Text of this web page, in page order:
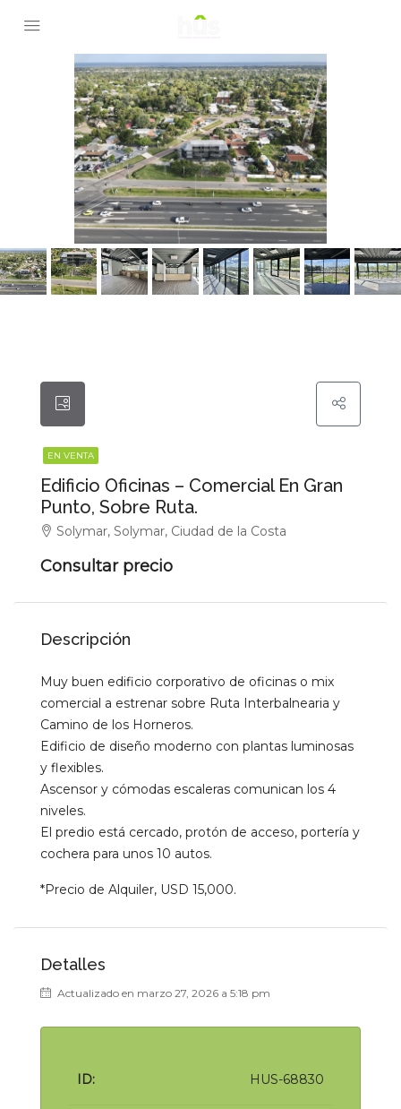
EN VENTA
Edificio Oficinas – Comercial En Gran
Punto, Sobre Ruta.
Solymar, Solymar, Ciudad de la Costa
Consultar precio
Descripción
Muy buen edificio corporativo de oficinas o mix
comercial a estrenar sobre Ruta Interbalnearia y
Camino de los Horneros.
Edificio de diseño moderno con plantas luminosas
y flexibles.
Ascensor y cómodas escaleras comunican los 4
niveles.
El predio está cercado, protón de acceso, portería y
cochera para unos 10 autos.
*Precio de Alquiler, USD 15,000.
Detalles
Actualizado en marzo 27, 2026 a 5:18 pm
ID: HUS-68830